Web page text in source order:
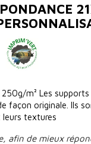
m² Les
façon originale. Ils
leurs textures
afin de mieux